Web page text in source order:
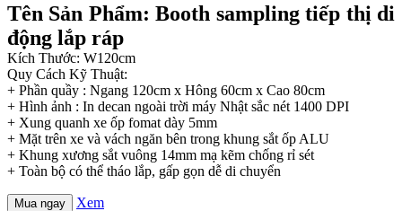
Tên Sản Phẩm: Booth sampling tiếp thị di
động lắp ráp
Kích Thước: W120cm
Quy Cách Kỹ Thuật:
+ Phần quầy : Ngang 120cm x Hông 60cm x Cao 80cm
+ Hình ảnh : In decan ngoài trời máy Nhật sắc nét 1400 DPI
+ Xung quanh xe ốp fomat dày 5mm
+ Mặt trên xe và vách ngăn bên trong khung sắt ốp ALU
+ Khung xương sắt vuông 14mm mạ kẽm chống rỉ sét
+ Toàn bộ có thể tháo lắp, gấp gọn dễ di chuyển
Mua ngay Xem